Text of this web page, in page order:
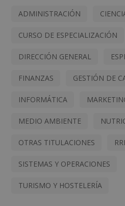
ADMINISTRACIÓN
CURSO DE ESPECIALIZACIÓN
DIRECCIÓN GENERAL
FINANZAS GESTIÓN DE
INFORMÁTICA
MEDIO AMBIENTE
OTRAS TITULACIONES
SISTEMAS Y OPERACIONES
TURISMO Y HOSTELERÍA